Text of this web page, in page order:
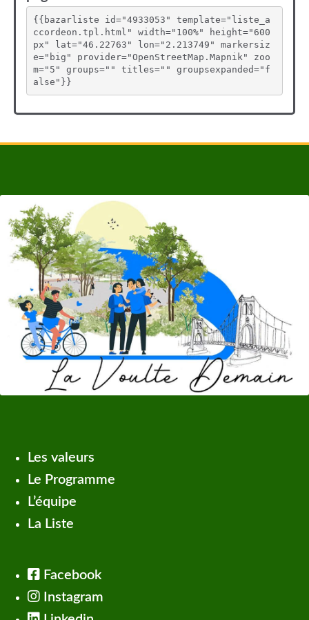
{{bazarliste id="4933053" template="liste_a
ccordeon.tpl.html" width="100%" height="600
px" lat="46.22763" lon="2.213749" markersiz
e="big" provider="OpenStreetMap.Mapnik" zoo
m="5" groups="" titles="" groupsexpanded="f
alse"}}
Les valeurs
Le Programme
L’équipe
La Liste
Facebook
Instagram